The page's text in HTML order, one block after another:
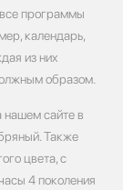
программы
календарь,
из них
образом.
сайте в
Также
цвета, с
4 поколения